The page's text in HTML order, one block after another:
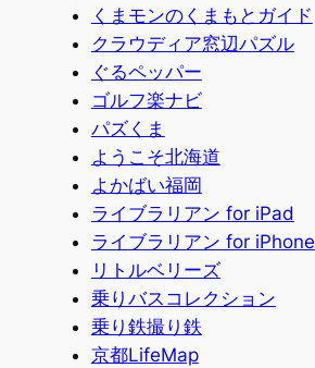
くまモンのくまもとガイド
クラウディア窓辺パズル
ぐるペッパー
ゴルフ楽ナビ
パズくま
ようこそ北海道
よかばい福岡
ライブラリアン for iPad
ライブラリアン for iPhone
リトルベリーズ
乗りバスコレクション
乗り鉄撮り鉄
京都LifeMap